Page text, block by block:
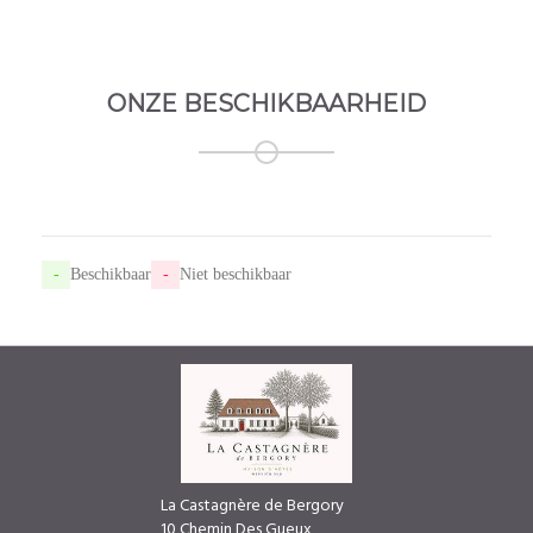
ONZE BESCHIKBAARHEID
- Beschikbaar - Niet beschikbaar
La Castagnère de Bergory